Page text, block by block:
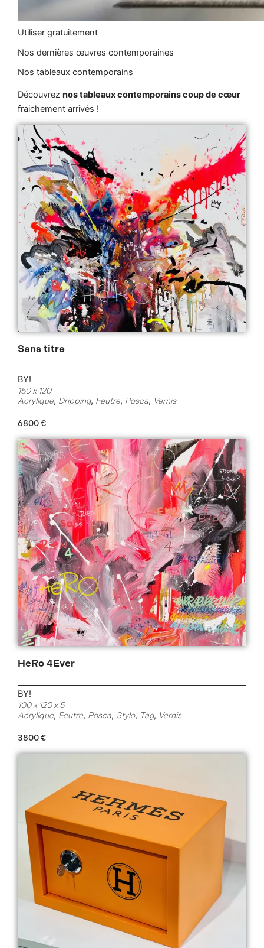
Utiliser gratuitement
Nos dernières œuvres contemporaines
Nos tableaux contemporains
Découvreznos tableaux contemporains coup de cœur
fraichement arrivés !
Sans titre
BY!
150 x 120
Acrylique, Dripping, Feutre, Posca, Vernis
6800€
HeRo 4Ever
BY!
100 x 120 x 5
Acrylique, Feutre, Posca, Stylo, Tag, Vernis
3800€